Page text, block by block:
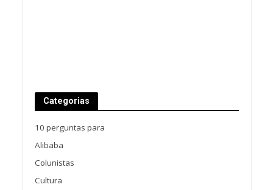
Categorias
10 perguntas para
Alibaba
Colunistas
Cultura